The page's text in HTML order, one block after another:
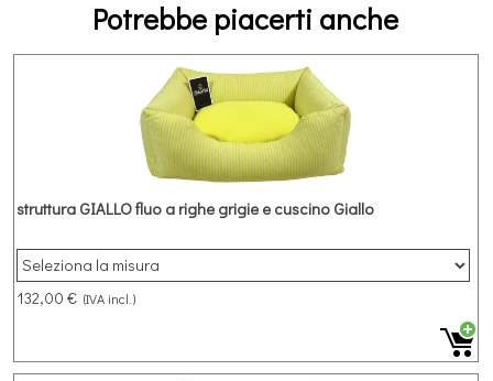
Potrebbe piacerti anche
struttura GIALLO fluo a righe grigie e cuscino Giallo
132,00 € (IVA incl.)